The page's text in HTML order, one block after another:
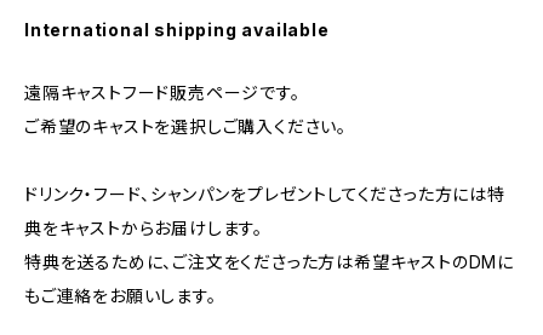
International shipping available
遠隔キャストフード販売ページです。
ご希望のキャストを選択しご購入ください。
ドリンク・フード、シャンパンをプレゼントしてくださった方には特
典をキャストからお届けします。
特典を送るために、ご注文をくださった方は希望キャストのDMに
もご連絡をお願いします。